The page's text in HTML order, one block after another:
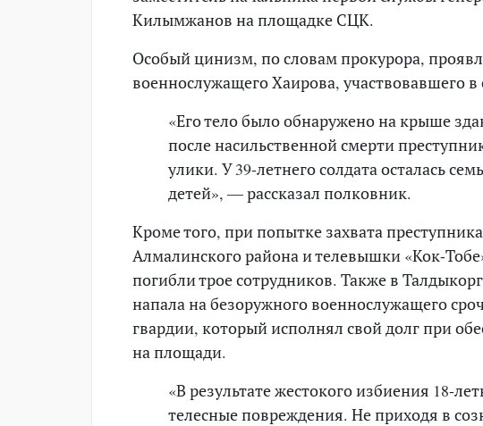
Килымжанов на площадке СЦК.
Особый цинизм, по словам прокурора,
военнослужащего Хаирова, участвовавшего
«Его тело было обнаружено на крыше
после насильственной смерти
улики. У 39-летнего солдата осталась
детей», — рассказал полковник.
Кроме того, при попытке захвата
Алмалинского района и телевышки «Кок-
погибли трое сотрудников. Также в
напала на безоружного военнослужащего
гвардии, который исполнял свой долг при
на площади.
«В результате жестокого избиения 18-
телесные повреждения. Не приходя в